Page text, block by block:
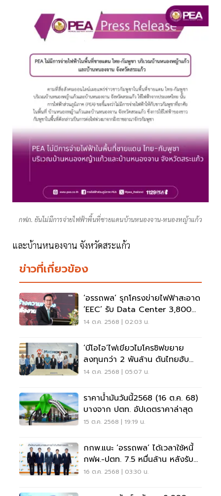
กฟภ. ยันไม่มีการจ่ายไฟฟ้าพื้นที่ชายแดนบ้านหนองจาน-หนองหญ้าแก้ว
และบ้านหนองจาน จังหวัดสระแก้ว
ข่าวที่เกี่ยวข้อง
‘อรรถพล’ รุกโครงข่ายไฟฟ้าสะอาด
‘EEC’ รับ Data Center 3,800
เมกฯ
14 ต.ค. 2568 | 02:03 น.
‘บีโอไอ’ไฟเขียวไมโครชิฟขยาย
ลงทุนกว่า 2 พันล้าน ดันไทยฮับ
ทดสอบชิปภูมิภาค
14 ต.ค. 2568 | 05:07 น.
ราคาน้ำมันวันนี้2568 (16 ต.ค. 68)
บางจาก ปตท. อัปเดตราคาล่าสุด
15 ต.ค. 2568 | 19:19 น.
กกพ.แนะ ‘อรรถพล’ ได้เวลาใช้หนี้
กฟผ.-ปตท. 7.5 หมื่นล้าน หลังรับ
ภาระค่าไฟแทนประชาชน
16 ต.ค. 2568 | 03:30 น.